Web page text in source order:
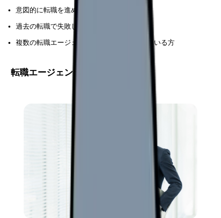
意図的に転職を進めたい方
過去の転職で失敗した経験をお持ちの方
複数の転職エージェントの活用を検討されている方
転職エージェント選択の重要性